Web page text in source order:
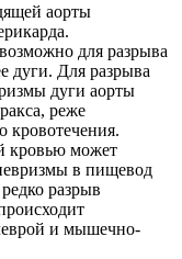
аорты
для разрыва
дуги. Для разрыва
дуги аорты
реже
кровотечения.
кровью может
в пищевод
разрыв
и мышечно-